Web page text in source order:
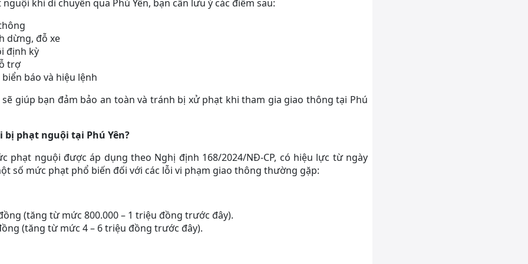
khi di chuyển qua Phú Yên, bạn cần lưu ý các điểm sau:
dừng, đỗ xe
định kỳ
trợ
báo và hiệu lệnh
giúp bạn đảm bảo an toàn và tránh bị xử phạt khi tham gia giao thông tại Phú
phạt nguội tại Phú Yên?
phạt nguội được áp dụng theo Nghị định 168/2024/NĐ-CP, có hiệu lực từ ngày
số mức phạt phổ biến đối với các lỗi vi phạm giao thông thường gặp:
(tăng từ mức 800.000 – 1 triệu đồng trước đây).
(tăng từ mức 4 – 6 triệu đồng trước đây).